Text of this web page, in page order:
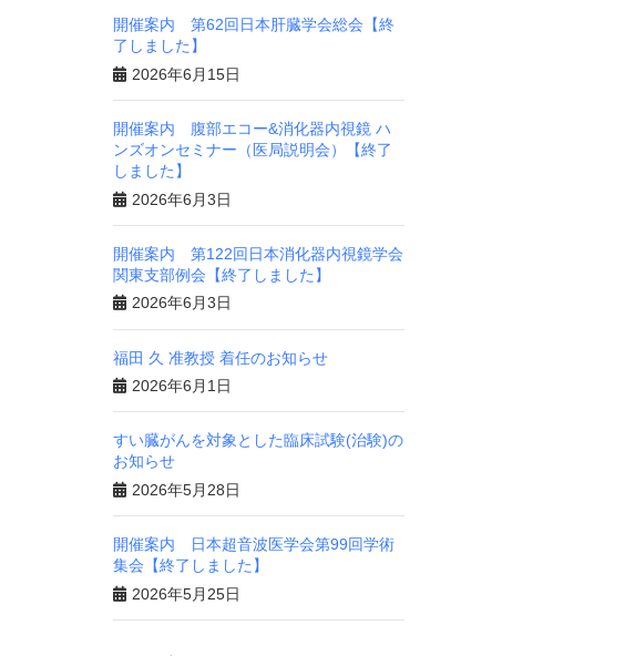
開催案内 第62回日本肝臓学会総会【終
了しました】
2026年6月15日
開催案内 腹部エコー&消化器内視鏡 ハ
ンズオンセミナー（医局説明会）【終了
しました】
2026年6月3日
開催案内 第122回日本消化器内視鏡学会
関東支部例会【終了しました】
2026年6月3日
福田 久 准教授 着任のお知らせ
2026年6月1日
すい臓がんを対象とした臨床試験(治験)の
お知らせ
2026年5月28日
開催案内 日本超音波医学会第99回学術
集会【終了しました】
2026年5月25日